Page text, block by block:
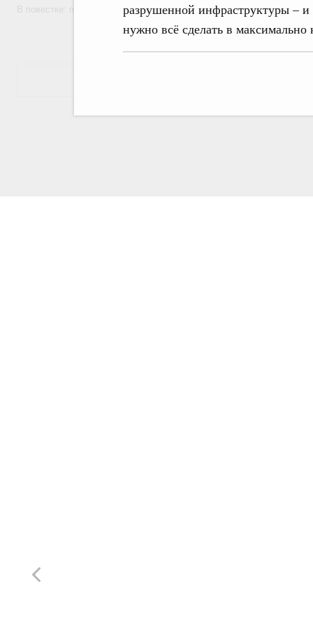
разрушенной инфраструктуры –
нужно всё сделать в максимально
В повестке: проекты федеральных законов, бюджетные